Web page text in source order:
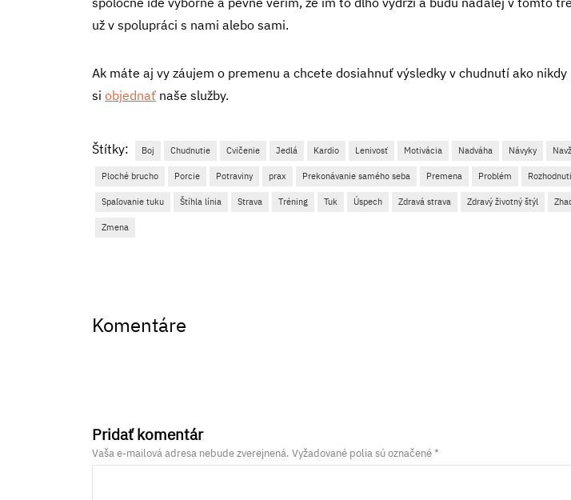
už v spolupráci s nami alebo sami.
Ak máte aj vy záujem o premenu a chcete dosiahnuť výsledky v chudnutí ako
siobjednať naše služby.
Štítky: Boj Chudnutie Cvičenie Jedlá Kardio Lenivosť Motivácia Nadváha Návyky
Ploché brucho Porcie Potraviny prax Prekonávanie samého seba Premena Problém
Spaľovanie tuku Štíhla línia Strava Tréning Tuk Úspech Zdravá strava Zdravý životný štýl
Zmena
Komentáre
Pridať komentár
Vaša e-mailová adresa nebude zverejnená. Vyžadované polia sú označené*